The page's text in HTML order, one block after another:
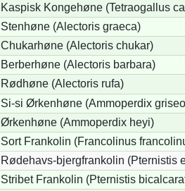
Kaspisk Kongehøne (Tetraogallus
Stenhøne (Alectoris graeca)
Chukarhøne (Alectoris chukar)
Berberhøne (Alectoris barbara)
Rødhøne (Alectoris rufa)
Si-si Ørkenhøne (Ammoperdix
Ørkenhøne (Ammoperdix heyi)
Sort Frankolin (Francolinus
Rødehavs-bjergfrankolin (Pternistis
Stribet Frankolin (Pternistis